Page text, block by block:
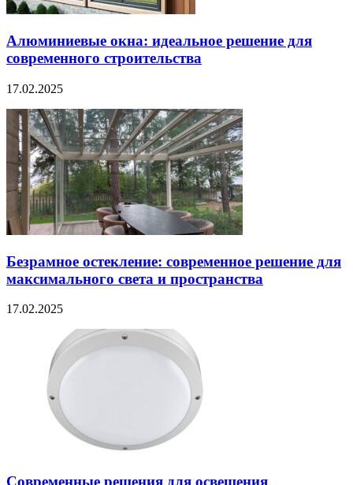
Алюминиевые окна: идеальное решение для
современного строительства
17.02.2025
Безрамное остекление: современное решение для
максимального света и пространства
17.02.2025
Современные решения для освещения